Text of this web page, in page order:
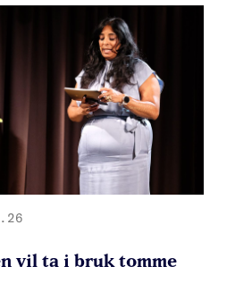
vil ta i bruk tomme